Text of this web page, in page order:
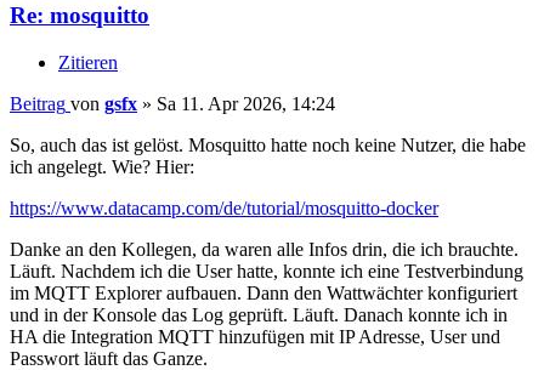
Re: mosquitto
Zitieren
Beitrag von gsfx » Sa 11. Apr 2026, 14:24
So, auch das ist gelöst. Mosquitto hatte noch keine Nutzer, die habe
ich angelegt. Wie? Hier:
https://www.datacamp.com/de/tutorial/mosquitto-docker
Danke an den Kollegen, da waren alle Infos drin, die ich brauchte.
Läuft. Nachdem ich die User hatte, konnte ich eine Testverbindung
im MQTT Explorer aufbauen. Dann den Wattwächter konfiguriert
und in der Konsole das Log geprüft. Läuft. Danach konnte ich in
HA die Integration MQTT hinzufügen mit IP Adresse, User und
Passwort läuft das Ganze.